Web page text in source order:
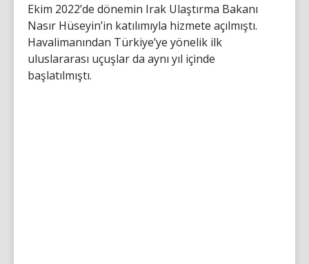
Ekim 2022’de dönemin Irak Ulaştırma Bakanı
Nasır Hüseyin’in katılımıyla hizmete açılmıştı.
Havalimanından Türkiye’ye yönelik ilk
uluslararası uçuşlar da aynı yıl içinde
başlatılmıştı.